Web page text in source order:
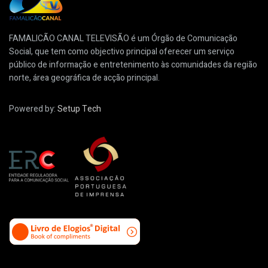
FAMALICÃO CANAL TELEVISÃO é um Órgão de Comunicação
Social, que tem como objectivo principal oferecer um serviço
público de informação e entretenimento às comunidades da região
norte, área geográfica de acção principal.
Powered by:Setup Tech